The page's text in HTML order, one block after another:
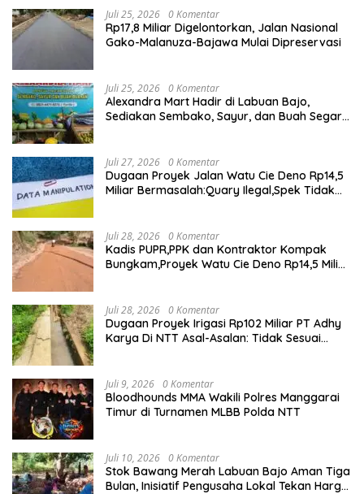
Juli 25, 2026 0 Komentar
Rp17,8 Miliar Digelontorkan, Jalan Nasional
Gako-Malanuza-Bajawa Mulai Dipreservasi
Juli 25, 2026 0 Komentar
Alexandra Mart Hadir di Labuan Bajo,
Sediakan Sembako, Sayur, dan Buah Segar
Juli 27, 2026 0 Komentar
Dugaan Proyek Jalan Watu Cie Deno Rp14,5
Miliar Bermasalah:Quary Ilegal,Spek Tidak
Juli 28, 2026 0 Komentar
Kadis PUPR,PPK dan Kontraktor Kompak
Bungkam,Proyek Watu Cie Deno Rp14,5 Miliar
Juli 28, 2026 0 Komentar
Dugaan Proyek Irigasi Rp102 Miliar PT Adhy
Karya Di NTT Asal-Asalan: Tidak Sesuai
Juli 9, 2026 0 Komentar
Bloodhounds MMA Wakili Polres Manggarai
Timur di Turnamen MLBB Polda NTT
Juli 10, 2026 0 Komentar
Stok Bawang Merah Labuan Bajo Aman Tiga
Bulan, Inisiatif Pengusaha Lokal Tekan Harga